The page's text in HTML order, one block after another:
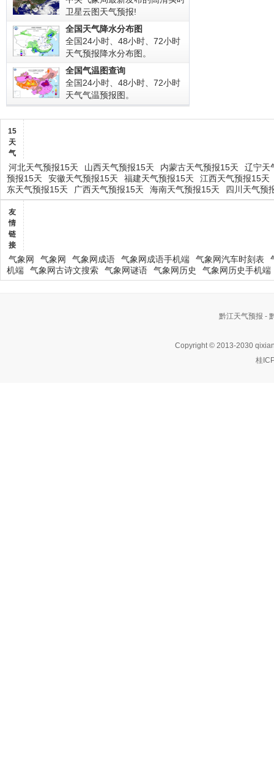
卫星云图天气预报!
全国天气降水分布图
全国24小时、48小时、72小时
天气预报降水分布图。
全国气温图查询
全国24小时、48小时、72小时
天气气温预报图。
15
天
气
河北天气预报15天 山西天气预报15天 内蒙古天气预报15天
辽宁天
预报15天
安徽天气预报15天 福建天气预报15天
江西天气预报15天
东天气预报15天
广西天气预报15天 海南天气预报15天 四川天气预
友
情
链
接
气象网 气象网 气象网成语 气象网成语手机端 气象网汽车时刻表
机端
气象网古诗文搜索 气象网谜语 气象网历史 气象网历史手机端
黔江天气预报 -
Copyright © 2013-2030
桂